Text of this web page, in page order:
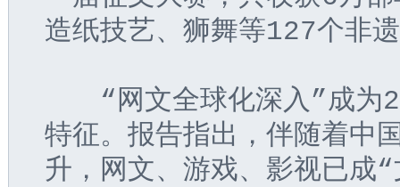
造纸技艺、狮舞等127个非
“网文全球化深入”成为
特征。报告指出，伴随着中
升，网文、游戏、影视已成